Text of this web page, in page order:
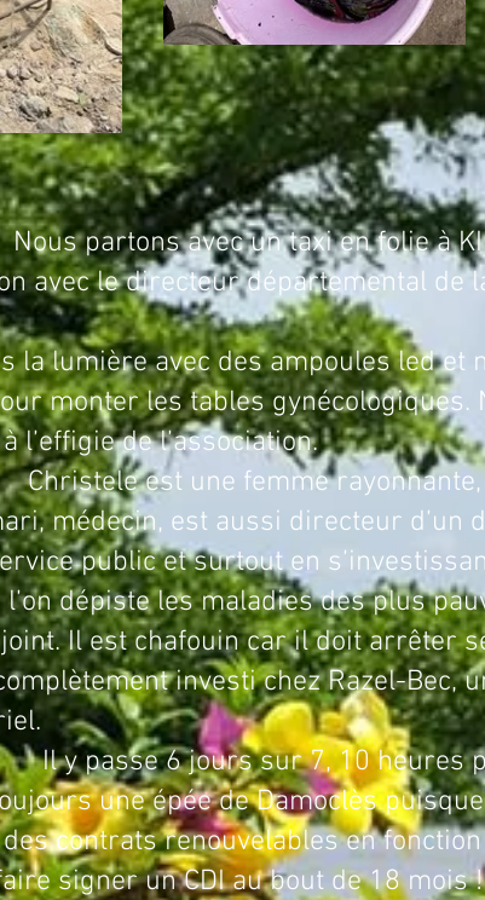
un taxi en folie à
avec le directeur départemental de
la lumière avec des ampoules led et
monter les tables
l’effigie de l’association.
femme rayonnante,
médecin, est aussi directeur
public et surtout en
dépiste les maladies des plus
Il est chafouin car il doit arrêter
investi chez Razel-Bec,
sur 7, 10 heures par jour,
une épée de Damoclès
contrats renouvelables en
signer un CDI au bout de 18 mois